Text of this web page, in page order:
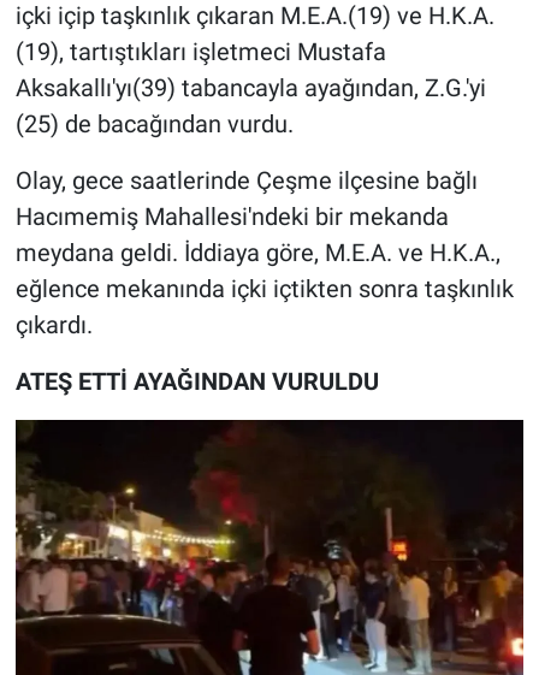
içki içip taşkınlık çıkaran M.E.A.(19) ve H.K.A.
(19), tartıştıkları işletmeci Mustafa
Aksakallı'yı(39) tabancayla ayağından, Z.G.'yi
(25) de bacağından vurdu.
Olay, gece saatlerinde Çeşme ilçesine bağlı
Hacımemiş Mahallesi'ndeki bir mekanda
meydana geldi. İddiaya göre, M.E.A. ve H.K.A.,
eğlence mekanında içki içtikten sonra taşkınlık
çıkardı.
ATEŞ ETTİ AYAĞINDAN VURULDU
Kültür Sanat
Ne demişti
Popüler
Programlar
Sağlık
Spor
Türkiye'nin Geleceği
Türkiye'nin Gündemi
Yerel Gündem